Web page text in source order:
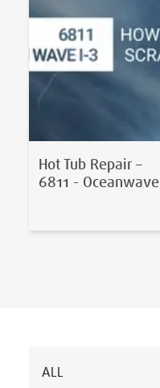
Hot Tub Repair –
6811 - Oceanwave
ALL